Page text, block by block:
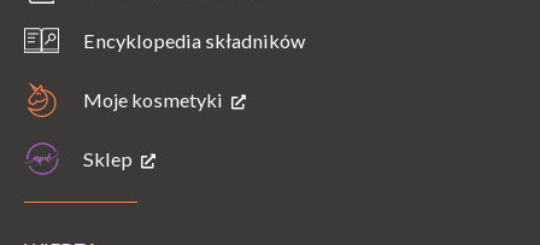
Encyklopedia składników
Moje kosmetyki
Sklep